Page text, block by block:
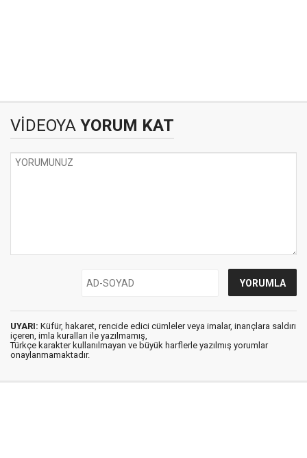
VİDEOYA YORUM KAT
UYARI: Küfür, hakaret, rencide edici cümleler veya imalar, inançlara saldırı
içeren, imla kuralları ile yazılmamış,
Türkçe karakter kullanılmayan ve büyük harflerle yazılmış yorumlar
onaylanmamaktadır.